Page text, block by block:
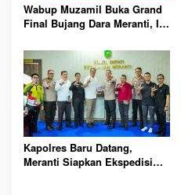
Wabup Muzamil Buka Grand
Final Bujang Dara Meranti, Ini
Pentingnya
Kapolres Baru Datang,
Meranti Siapkan Ekspedisi